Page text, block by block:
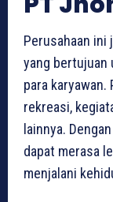
Perusahaan ini
yang bertujuan
para
rekreasi,
lainnya.
dapat merasa
menjalani